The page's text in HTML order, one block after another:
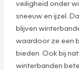
veiligheid onder
sneeuw en ijzel.
blijven
waardoor ze een
bieden. Ook bij
winterbanden